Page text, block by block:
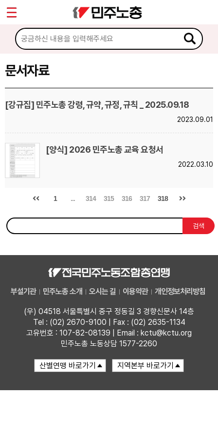
문서자료
[강규집] 민주노총 강령, 규약, 규정, 규칙 _ 2025.09.18
2023.09.01
[양식] 2026 민주노총 교육 요청서
2022.03.10
1 ... 314 315 316 317 318
검색
부설기관 민주노총 소개 오시는 길 이용약관 개인정보처리방침
(우) 04518 서울특별시 중구 정동길 3 경향신문사 14층
Tel : (02) 2670-9100 | Fax : (02) 2635-1134
고유번호 : 107-82-08139 | Email : kctu@kctu.org
민주노총 노동상담 1577-2260
마이페이지
소개
소식
문서자료
이미지자료
부설기관
Sketchbook5, 스케치북5
Sketchbook5, 스케치북5